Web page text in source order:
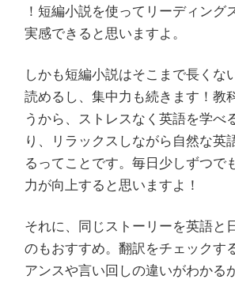
！短編小説を使ってリーディング
実感できると思いますよ。
しかも短編小説はそこまで長くな
読めるし、集中力も続きます！教
うから、ストレスなく英語を学べ
り、リラックスしながら自然な英
るってことです。毎日少しずつで
力が向上すると思いますよ！
それに、同じストーリーを英語と
のもおすすめ。翻訳をチェックす
アンスや言い回しの違いがわかる